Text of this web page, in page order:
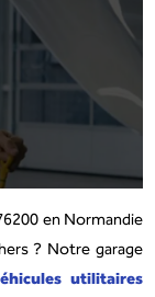
en Normandie
? Notre garage
utilitaires